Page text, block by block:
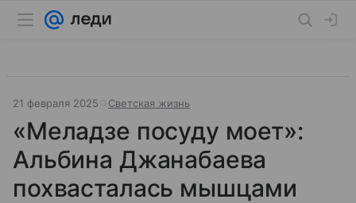
21 февраля 2025 Светская жизнь
«Меладзе посуду моет»:
Альбина Джанабаева
похвасталась мышцами